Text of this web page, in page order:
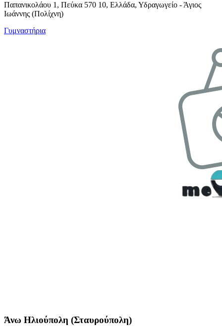
Παπανικολάου 1, Πεύκα 570 10, Ελλάδα, Υδραγωγείο - Άγιος
Ιωάννης (Πολίχνη)
Γυμναστήρια
Άνω Ηλιούπολη (Σταυρούπολη)